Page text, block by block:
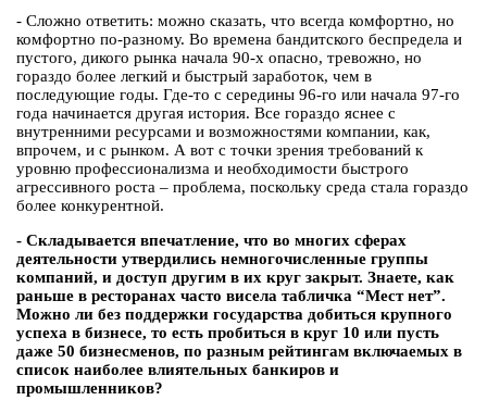
- Сложно ответить: можно сказать, что всегда комфортно, но
комфортно по-разному. Во времена бандитского беспредела и
пустого, дикого рынка начала 90-х опасно, тревожно, но
гораздо более легкий и быстрый заработок, чем в
последующие годы. Где-то с середины 96-го или начала 97-го
года начинается другая история. Все гораздо яснее с
внутренними ресурсами и возможностями компании, как,
впрочем, и с рынком. А вот с точки зрения требований к
уровню профессионализма и необходимости быстрого
агрессивного роста – проблема, поскольку среда стала гораздо
более конкурентной.
- Складывается впечатление, что во многих сферах
деятельности утвердились немногочисленные группы
компаний, и доступ другим в их круг закрыт. Знаете, как
раньше в ресторанах часто висела табличка “Мест нет”.
Можно ли без поддержки государства добиться крупного
успеха в бизнесе, то есть пробиться в круг 10 или пусть
даже 50 бизнесменов, по разным рейтингам включаемых в
список наиболее влиятельных банкиров и
промышленников?